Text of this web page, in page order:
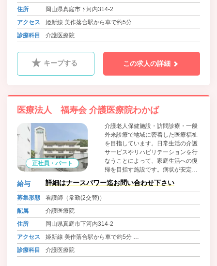
導員・機能訓練指導員・介護職員な
どのスタッフがサービスをご提供い
たします。
住所
岡山県真庭市下河内314-2
アクセス
姫新線 美作落合駅から車で約5分
まにわくん 久世・河内ルート 河本医院前 徒歩1分
診療科目 介護医療院
キープする この求人の詳細
医療法人 福寿会 介護医療院わかば
正社員・パート
介護老人保健施設・訪問診療・一般
外来診療で地域に密着した医療福祉
を目指しています。日常生活の介護
サービスやリハビリテーションを行
なうことによって、家庭生活への復
帰を目指す施設です。病状が安定期
にあり、入院治療の必要がない要介
護状態の高齢者の方が入居の対象で
練等の必要なご利用者様をサポート
導員・機能訓練指導員・介護職員な
どのスタッフがサービスをご提供い
たします。
給与 詳細はナースパワー迄お問い合わせ下さい
募集形態
看護師（常勤(2交替)）
配属
介護医療院
住所
岡山県真庭市下河内314-2
アクセス
姫新線 美作落合駅から車で約5分
まにわくん 久世・河内ルート 河本医院前 徒歩1分
診療科目 介護医療院